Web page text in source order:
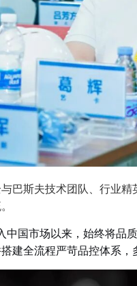
巴斯夫技术团队、行业
国市场以来，始终将品
建全流程严苛品控体系，